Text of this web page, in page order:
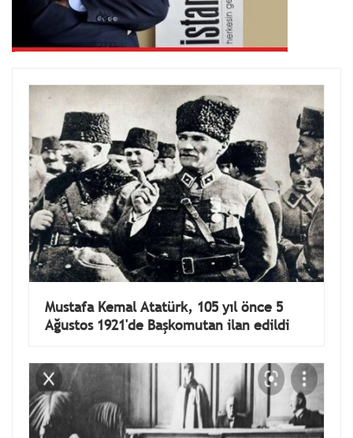
Mustafa Kemal Atatürk, 105 yıl önce 5
Ağustos 1921'de Başkomutan ilan edildi